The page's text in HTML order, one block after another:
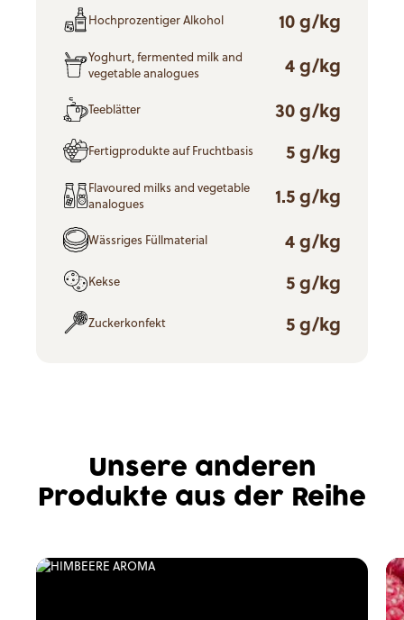
Hochprozentiger Alkohol 10 g/kg
Yoghurt, fermented milk and
vegetable analogues
4 g/kg
Teeblätter 30 g/kg
Fertigprodukte auf Fruchtbasis 5 g/kg
Flavoured milks and vegetable
analogues
1.5 g/kg
Wässriges Füllmaterial 4 g/kg
Kekse 5 g/kg
Zuckerkonfekt 5 g/kg
Unsere anderen
Produkte aus der Reihe